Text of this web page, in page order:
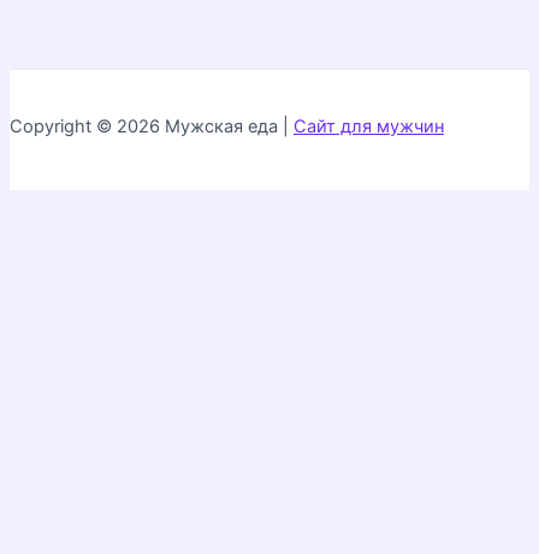
Copyright © 2026 Мужская еда | Сайт для мужчин